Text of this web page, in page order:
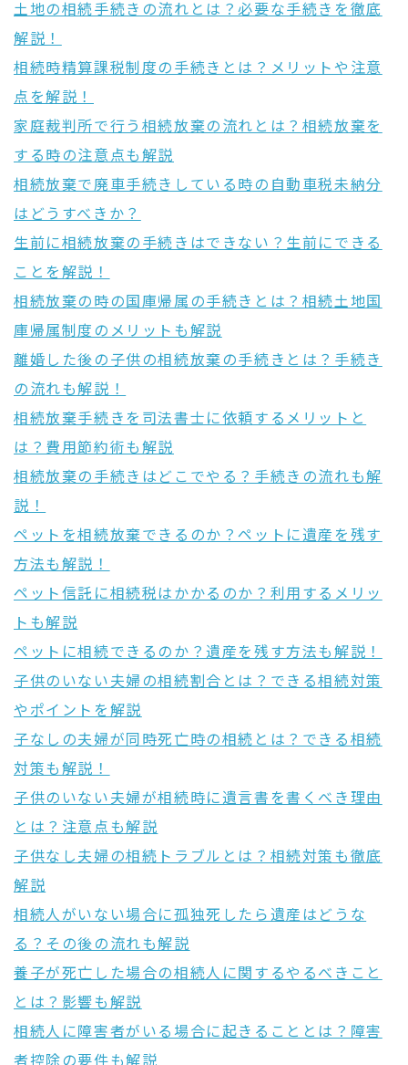
土地の相続手続きの流れとは？必要な手続きを徹底
解説！
相続時精算課税制度の手続きとは？メリットや注意
点を解説！
家庭裁判所で行う相続放棄の流れとは？相続放棄を
する時の注意点も解説
相続放棄で廃車手続きしている時の自動車税未納分
はどうすべきか？
生前に相続放棄の手続きはできない？生前にできる
ことを解説！
相続放棄の時の国庫帰属の手続きとは？相続土地国
庫帰属制度のメリットも解説
離婚した後の子供の相続放棄の手続きとは？手続き
の流れも解説！
相続放棄手続きを司法書士に依頼するメリットと
は？費用節約術も解説
相続放棄の手続きはどこでやる？手続きの流れも解
説！
ペットを相続放棄できるのか？ペットに遺産を残す
方法も解説！
ペット信託に相続税はかかるのか？利用するメリッ
トも解説
ペットに相続できるのか？遺産を残す方法も解説！
子供のいない夫婦の相続割合とは？できる相続対策
やポイントを解説
子なしの夫婦が同時死亡時の相続とは？できる相続
対策も解説！
子供のいない夫婦が相続時に遺言書を書くべき理由
とは？注意点も解説
子供なし夫婦の相続トラブルとは？相続対策も徹底
解説
相続人がいない場合に孤独死したら遺産はどうな
る？その後の流れも解説
養子が死亡した場合の相続人に関するやるべきこと
とは？影響も解説
相続人に障害者がいる場合に起きることとは？障害
者控除の要件も解説